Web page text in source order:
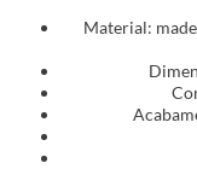
Material: